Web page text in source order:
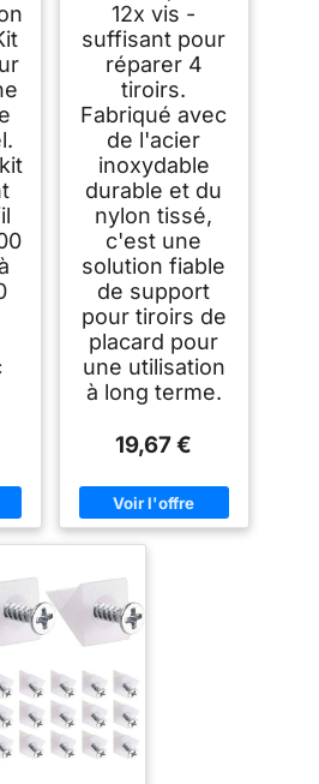
12x vis -
suffisant pour
réparer 4
tiroirs.
Fabriqué avec
de l'acier
inoxydable
durable et du
nylon tissé,
c'est une
solution fiable
de support
pour tiroirs de
placard pour
une utilisation
à long terme.
19,67 €